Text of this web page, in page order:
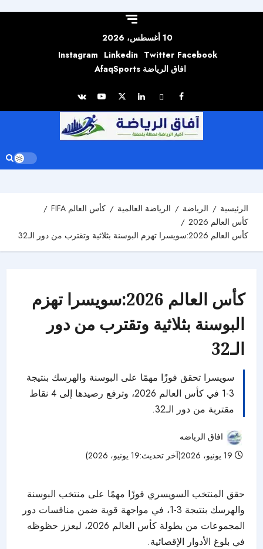
10 أغسطس، 2026
Facebook
Twitter
Linkedin
Instagram
افاق الرياضة AfaqSports
الرئيسية الرياضة الرياضة العالمية
كأس العالم FIFA
كأس العالم 2026
كأس العالم 2026:سويسرا تهزم البوسنة بثلاثية وتقترب من دور الـ32
كأس العالم 2026:سويسرا تهزم
البوسنة بثلاثية وتقترب من دور
الـ32
سويسرا تحقق فوزًا مهمًا على البوسنة والهرسك بنتيجة
3-1 في كأس العالم 2026، وترفع رصيدها إلى 4 نقاط
مقتربة من دور الـ32.
افاق الرياضه
حقق المنتخب السويسري فوزًا مهمًا على منتخب البوسنة
والهرسك بنتيجة 3-1، في مواجهة قوية ضمن منافسات دور
المجموعات من بطولة كأس العالم 2026، ليعزز حظوظه
في بلوغ الأدوار الإقصائية.